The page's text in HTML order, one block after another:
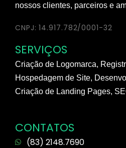
nossos clientes, parceiros e
CNPJ: 14.917.782/0001-32
SERVIÇOS
Criação de Logomarca,
Hospedagem de Site,
Criação de Landing Pages,
CONTATOS
(83) 2148.7690